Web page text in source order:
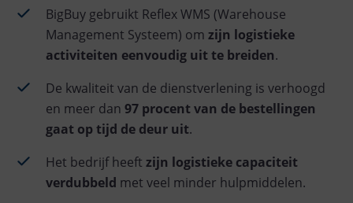
BigBuy gebruikt Reflex WMS (Warehouse
Management Systeem) om zijn logistieke
activiteiten eenvoudig uit te breiden.
De kwaliteit van de dienstverlening is verhoogd
en meer dan 97 procent van de bestellingen
gaat op tijd de deur uit.
Het bedrijf heeft zijn logistieke capaciteit
verdubbeld met veel minder hulpmiddelen.